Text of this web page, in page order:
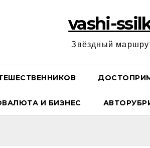
vashi-
Звёздный
И БИЗНЕС